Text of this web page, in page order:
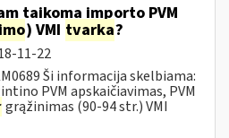
taikoma importo PVM
) VMI tvarka?
11-22
Ši informacija skelbiama:
PVM apskaičiavimas, PVM
grąžinimas (90-94 str.) VMI